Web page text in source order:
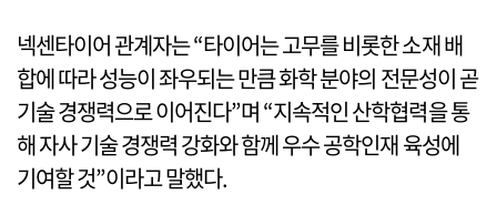
넥센타이어 관계자는 “타이어는 고무를 비롯한 소재 배
합에 따라 성능이 좌우되는 만큼 화학 분야의 전문성이 곧
기술 경쟁력으로 이어진다”며 “지속적인 산학협력을 통
해 자사 기술 경쟁력 강화와 함께 우수 공학인재 육성에
기여할 것”이라고 말했다.